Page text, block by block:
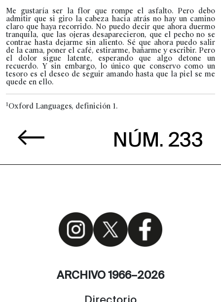
Me gustaría ser la flor que rompe el asfalto. Pero debo
admitir que si giro la cabeza hacia atrás no hay un camino
claro que haya recorrido. No puedo decir que ahora duermo
tranquila, que las ojeras desaparecieron, que el pecho no se
contrae hasta dejarme sin aliento. Sé que ahora puedo salir
de la cama, poner el café, estirarme, bañarme y escribir. Pero
el dolor sigue latente, esperando que algo detone un
recuerdo. Y sin embargo, lo único que conservo como un
tesoro es el deseo de seguir amando hasta que la piel se me
quede en ello.
1Oxford Languages, definición 1.
NÚM. 233
ARCHIVO 1966–2026